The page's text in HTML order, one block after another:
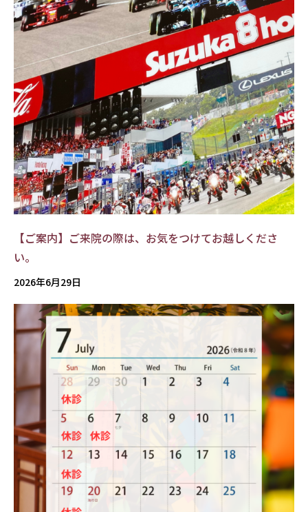
【ご案内】ご来院の際は、お気をつけてお越しくださ
い。
2026年6月29日